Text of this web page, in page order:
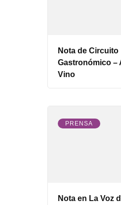
Nota de Circuito
Gastronómico –
Vino
PRENSA
Nota en La Voz